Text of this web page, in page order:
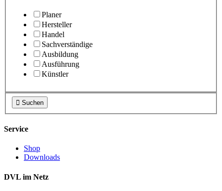
Planer
Hersteller
Handel
Sachverständige
Ausbildung
Ausführung
Künstler
 Suchen
Service
Shop
Downloads
DVL im Netz